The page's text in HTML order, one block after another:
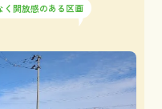
く開放感のある区画